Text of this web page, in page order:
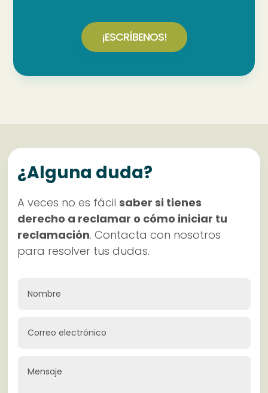
¡ESCRÍBENOS!
¿Alguna duda?
A veces no es fácilsaber si tienes
derecho a reclamar o cómo iniciar tu
reclamación. Contacta con nosotros
para resolver tus dudas.